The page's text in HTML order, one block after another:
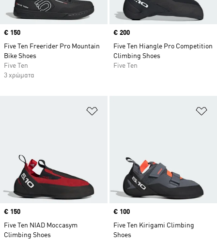
Price
€ 150
Five Ten Freerider Pro Mountain
Bike Shoes
Five Ten
3 χρώματα
Price
€ 200
Five Ten Hiangle Pro Competition
Climbing Shoes
Five Ten
Προσθήκη στη Λίστα Επιθυμιών
Price
€ 150
Five Ten NIAD Moccasym
Climbing Shoes
Price
€ 100
Five Ten Kirigami Climbing
Shoes